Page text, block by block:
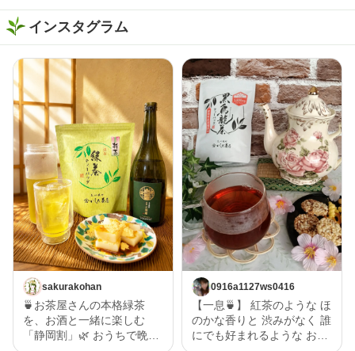
インスタグラム
sakurakohan
🍵お茶屋さんの本格緑茶
を、お酒と一緒に楽しむ
「静岡割」🌿 おうちで晩酌
0916a1127ws0416
【一息🍵】 紅茶のような ほ
のかな香りと 渋みがなく 誰
にでも好まれるような お茶